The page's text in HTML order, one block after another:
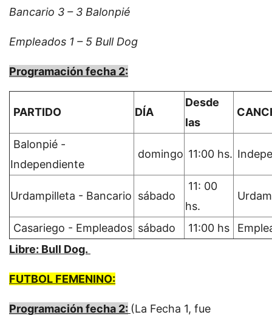
Bancario 3 – 3 Balonpié
Empleados 1 – 5 Bull Dog
Programación fecha 2:
PARTIDO DÍA
Desde
las
Balonpié -
Independiente
domingo 11:00 hs.
Urdampilleta - Bancario sábado
11: 00
hs.
Casariego - Empleados sábado 11:00 hs
Libre: Bull Dog.
FUTBOL FEMENINO:
Programación fecha 2: (La Fecha 1, fue